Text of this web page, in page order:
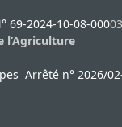
69-2024-10-08-00003
l’Agriculture
Arrêté n° 2026/